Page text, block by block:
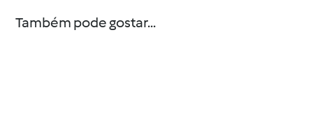
Também pode gostar...